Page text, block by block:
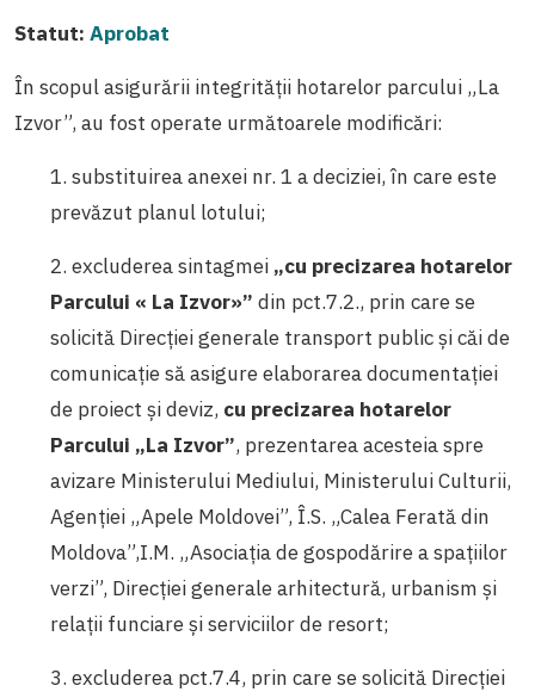
Statut: Aprobat
În scopul asigurării integrităţii hotarelor parcului „La
Izvor”, au fost operate următoarele modificări:
1. substituirea anexei nr. 1 a deciziei, în care este
prevăzut planul lotului;
2. excluderea sintagmei „cu precizarea hotarelor
Parcului « La Izvor»” din pct.7.2., prin care se
solicită Direcţiei generale transport public şi căi de
comunicaţie să asigure elaborarea documentaţiei
de proiect şi deviz, cu precizarea hotarelor
Parcului „La Izvor”, prezentarea acesteia spre
avizare Ministerului Mediului, Ministerului Culturii,
Agenţiei „Apele Moldovei”, Î.S. „Calea Ferată din
Moldova”,I.M. „Asociaţia de gospodărire a spaţiilor
verzi”, Direcţiei generale arhitectură, urbanism şi
relaţii funciare şi serviciilor de resort;
3. excluderea pct.7.4, prin care se solicită Direcţiei